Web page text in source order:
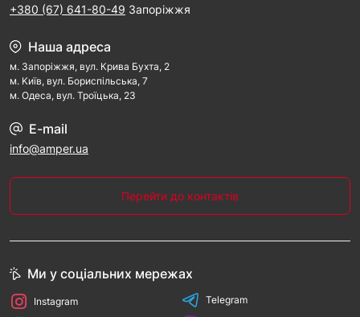
+380 (67) 641-80-49 Запоріжжя
Наша адреса
м. Запорiжжя, вул. Крива Бухта, 2
м. Kиїв, вул. Бориспільська, 7
м. Одеса, вул. Троїцька, 23
E-mail
info@amper.ua
Перейти до контактів
Ми у соціальних мережах
Instagram
Telegram